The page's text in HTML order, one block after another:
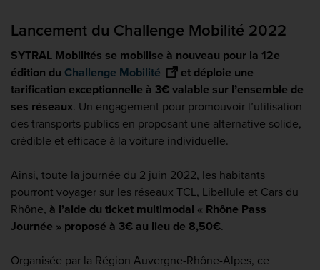
Lancement du Challenge Mobilité 2022
SYTRAL Mobilités se mobilise à nouveau pour la 12e
édition du Challenge Mobilité
et déploie une
tarification exceptionnelle à 3€ valable sur l’ensemble de
ses réseaux. Un engagement pour promouvoir l’utilisation
des transports publics en proposant une alternative solide,
crédible et efficace à la voiture individuelle.
Ainsi, toute la journée du 2 juin 2022, les habitants
pourront voyager sur les réseaux TCL, Libellule et Cars du
Rhône, à l’aide du ticket multimodal « Rhône Pass
Journée » proposé à 3€ au lieu de 8,50€.
Organisée par la Région Auvergne-Rhône-Alpes, ce